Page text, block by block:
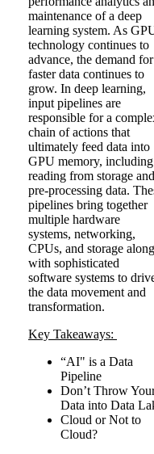
maintenance of a deep
learning system. As
technology continues to
advance, the demand for
faster data continues to
grow. In deep learning,
input pipelines are
responsible for a
chain of actions that
ultimately feed data into
GPU memory, including
reading from storage and
pre-processing data.
pipelines bring together
multiple hardware
systems, networking,
CPUs, and storage along
with sophisticated
software systems to
the data movement and
transformation.
Key Takeaways:
“AI" is a Data
Pipeline
Don’t Throw
Data into Data
Cloud or Not to
Cloud?